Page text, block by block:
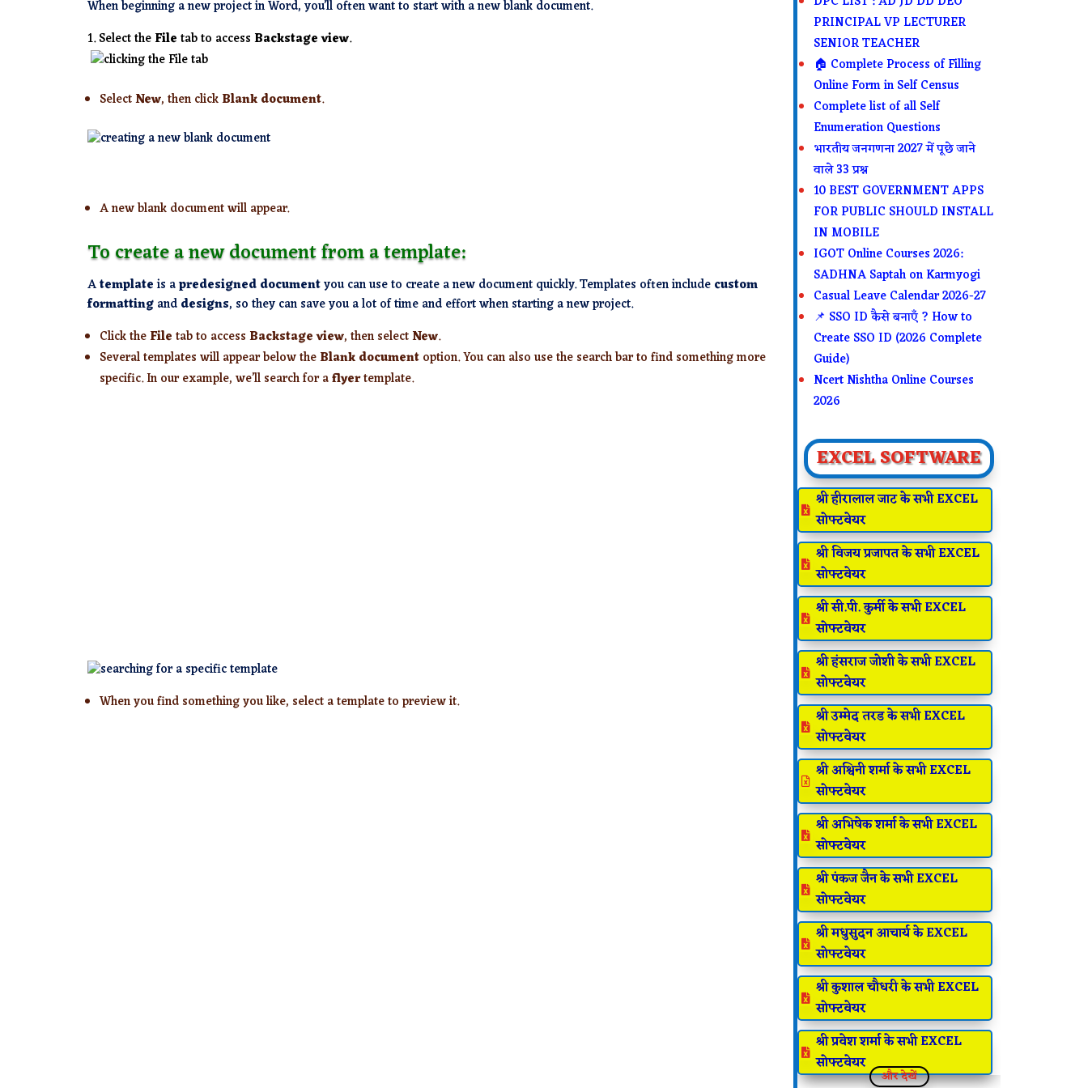
When beginning a new project in Word, you’ll often want to start with a new blank document.
Select theFiletab to accessBackstage view.
SelectNew, then clickBlank document.
A new blank document will appear.
To create a new document from a template:
Atemplateis apredesigned documentyou can use to create a new document quickly. Templates often includecustom
formattinganddesigns, so they can save you a lot of time and effort when starting a new project.
Click theFiletab to accessBackstage view, then selectNew.
Several templates will appear below theBlank documentoption. You can also use the search bar to find something more
specific. In our example, we’ll search for aflyertemplate.
When you find something you like, select a template to preview it.
PRINCIPAL VP LECTURER
SENIOR TEACHER
🏠 Complete Process of Filling
Online Form in Self Census
Complete list of all Self
Enumeration Questions
भारतीय जनगणना 2027 में पूछे जाने
वाले 33 प्रश्न
10 BEST GOVERNMENT APPS
FOR PUBLIC SHOULD INSTALL
IN MOBILE
IGOT Online Courses 2026:
SADHNA Saptah on Karmyogi
Casual Leave Calendar 2026-27
📌 SSO ID कैसे बनाएँ ? How to
Create SSO ID (2026 Complete
Guide)
Ncert Nishtha Online Courses
2026
EXCEL SOFTWARE
 श्री हीरालाल जाट के सभी EXCEL
सोफ्टवेयर
 श्री विजय प्रजापत के सभी EXCEL
सोफ्टवेयर
 श्री सी.पी. कुर्मी के सभी EXCEL
सोफ्टवेयर
 श्री हंसराज जोशी के सभी EXCEL
सोफ्टवेयर
 श्री उम्मेद तरड के सभी EXCEL
सोफ्टवेयर
 श्री अश्विनी शर्मा के सभी EXCEL
सोफ्टवेयर
 श्री अभिषेक शर्मा के सभी EXCEL
सोफ्टवेयर
 श्री पंकज जैन के सभी EXCEL
सोफ्टवेयर
 श्री मधुसुदन आचार्य के EXCEL
सोफ्टवेयर
 श्री कुशाल चौधरी के सभी EXCEL
सोफ्टवेयर
 श्री प्रवेश शर्मा के सभी EXCEL
सोफ्टवेयर
और देखें